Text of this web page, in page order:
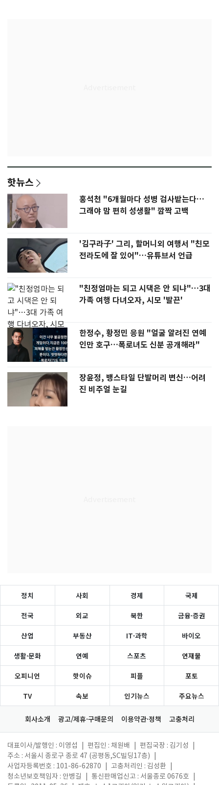
핫뉴스
홍석천 "6개월마다 성병 검사받는다…
그래야 맘 편히 성생활" 깜짝 고백
'김구라子' 그리, 할머니외 여행서 "친모
전라도에 잘 있어"…유튜브서 언급
"친정엄마는 되고 시댁은 안 되냐"…3대
가족 여행 다녀오자, 시모 '발끈'
한정수, 황정민 응원 "얼굴 알려진 연예
인만 호구…폭로녀도 신분 공개해라"
장윤정, 뱅스타일 단발머리 변신…어려
진 비주얼 눈길
정치 사회 경제 국제
전국 외교 북한 금융·증권
산업 부동산 IT·과학 바이오
생활·문화 연예 스포츠 연재물
오피니언 핫이슈 피플 포토
TV 속보 인기뉴스 주요뉴스
회사소개 광고/제휴·구매문의 이용약관·정책 고충처리
대표이사/발행인 : 이영섭 편집인 : 채원배 편집국장 : 김기성
주소 : 서울시 종로구 종로 47 (공평동,SC빌딩17층)
사업자등록번호 : 101-86-62870
고충처리인 : 김성환
청소년보호책임자 : 안병길
통신판매업신고 : 서울종로 0676호